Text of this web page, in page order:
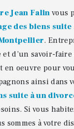
Jean Falinvous
des biens suite
.
et d’un savoir-
en oeuvre pour
ainsi dans
suite à un
Si vous
sommes à votre